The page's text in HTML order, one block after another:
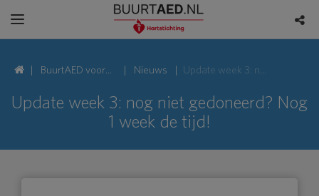
BuurtAED voor
Karveelschipperstraat,
Nieuws Update week 3: nog niet gedoneerd? Nog 1 week de tijd!
Update week 3: nog niet gedoneerd? Nog
1 week de tijd!